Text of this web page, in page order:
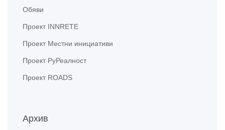
Обяви
Проект INNRETE
Проект Местни инициативи
Проект РуРеалност
Проект ROADS
Архив